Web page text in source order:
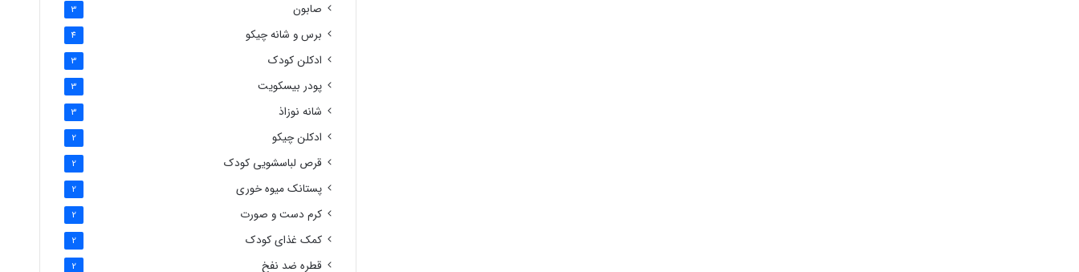
صابون 3
برس و شانه چیکو 4
ادکلن کودک 3
پودر بیسکویت 3
شانه نوزاذ 3
ادکلن چیکو 2
قرص لباسشویی کودک 2
پستانک میوه خوری 2
کرم دست و صورت 2
کمک غذای کودک 2
قطره ضد نفخ 2